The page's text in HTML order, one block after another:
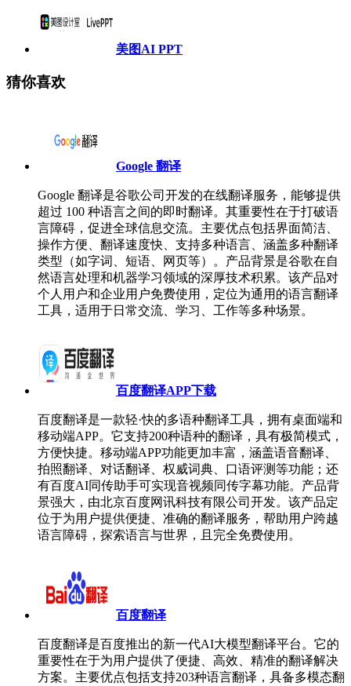
美图AI PPT
猜你喜欢
Google 翻译
Google 翻译是谷歌公司开发的在线翻译服务，能够提供
超过 100 种语言之间的即时翻译。其重要性在于打破语
言障碍，促进全球信息交流。主要优点包括界面简洁、
操作方便、翻译速度快、支持多种语言、涵盖多种翻译
类型（如字词、短语、网页等）。产品背景是谷歌在自
然语言处理和机器学习领域的深厚技术积累。该产品对
个人用户和企业用户免费使用，定位为通用的语言翻译
工具，适用于日常交流、学习、工作等多种场景。
百度翻译APP下载
百度翻译是一款轻·快的多语种翻译工具，拥有桌面端和
移动端APP。它支持200种语种的翻译，具有极简模式，
方便快捷。移动端APP功能更加丰富，涵盖语音翻译、
拍照翻译、对话翻译、权威词典、口语评测等功能；还
有百度AI同传助手可实现音视频同传字幕功能。产品背
景强大，由北京百度网讯科技有限公司开发。该产品定
位于为用户提供便捷、准确的翻译服务，帮助用户跨越
语言障碍，探索语言与世界，且完全免费使用。
百度翻译
百度翻译是百度推出的新一代AI大模型翻译平台。它的
重要性在于为用户提供了便捷、高效、精准的翻译解决
方案。主要优点包括支持203种语言翻译，具备多模态翻